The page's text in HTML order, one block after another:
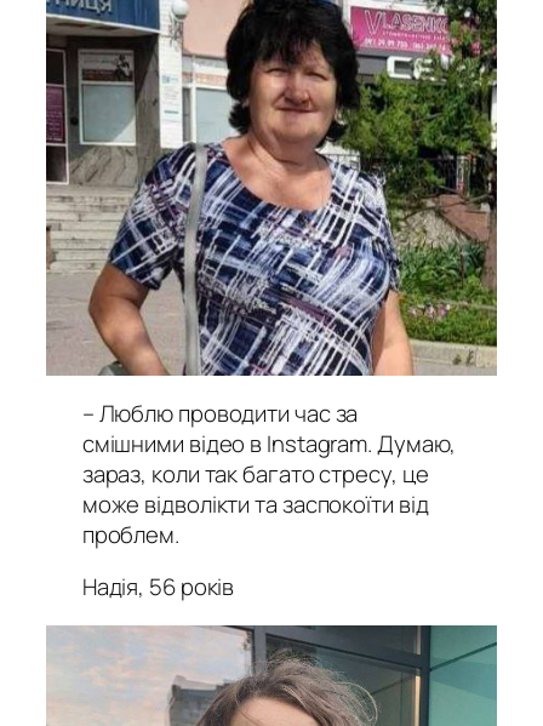
– Люблю проводити час за
смішними відео в Instagram. Думаю,
зараз, коли так багато стресу, це
може відволікти та заспокоїти від
проблем.
Надія, 56 років